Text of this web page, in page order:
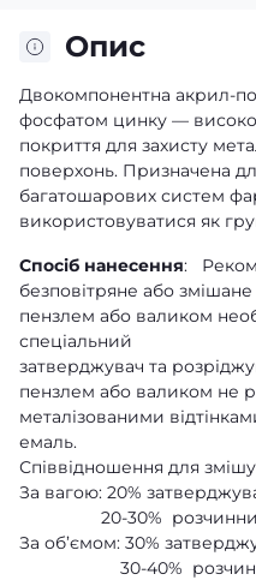
Опис
Двокомпонентна акрил-
фосфатом цинку —
покриття для захисту
поверхонь. Призначена
багатошарових систем
використовуватися як
Спосіб нанесення:
безповітряне або
пензлем або валиком
спеціальний
затверджувач та
пензлем або валиком не
металізованими
емаль.
Співвідношення для
За вагою: 20%
20-30% розчинник
За об’ємом: 30%
30-40% розчинник